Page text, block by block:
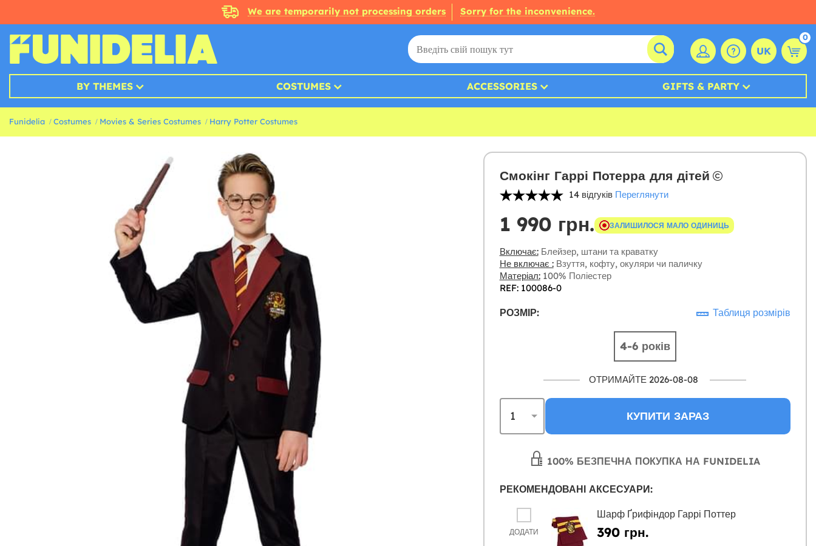
We are temporarily not processing orders Sorry for the inconvenience.
UK
0
BY THEMES COSTUMES ACCESSORIES GIFTS & PARTY
Funidelia Costumes Movies & Series Costumes Harry Potter Costumes
Смокінг Гаррі Потерра для дітей
14 відгуків Переглянути
1 990 грн. ЗАЛИШИЛОСЯ МАЛО ОДИНИЦЬ
Включає:Блейзер, штани та краватку
Не включає :Взуття, кофту, окуляри чи паличку
Матеріал:100% Поліестер
REF: 100086-0
РОЗМІР: Таблиця розмірів
4-6 років
ОТРИМАЙТЕ 2026-08-08
КУПИТИ ЗАРАЗ
100% БЕЗПЕЧНА ПОКУПКА НА FUNIDELIA
РЕКОМЕНДОВАНІ АКСЕСУАРИ:
ДОДАТИ
Шарф Ґрифіндор Гаррі Поттер
390 грн.